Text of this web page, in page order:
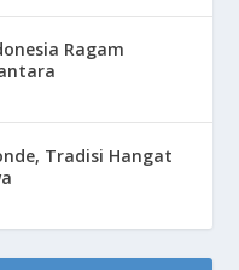
Ragam
Tradisi Hangat